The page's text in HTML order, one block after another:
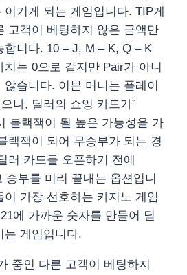
기게 되는 게임입니다. TIP게
고객이 베팅하지 않은 금액만
합니다. 10 – J, M – K, Q – K
는 0으로 같지만 Pair가 아니
습니다. 이븐 머니는 플레이
나, 딜러의 쇼잉 카드가”
블랙잭이 될 높은 가능성을 가
랙잭이 되어 무승부가 되는 경
러 카드를 오픈하기 전에
승부를 미리 끝내는 옵션입니
이 가장 선호하는 카지노 게임
에 가까운 숫자를 만들어 딜
는 게임입니다.
중인 다른 고객이 베팅하지